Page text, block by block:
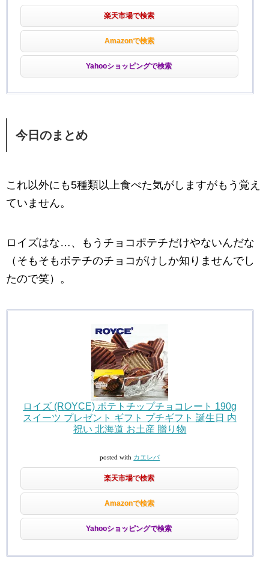
楽天市場で検索
Amazonで検索
Yahooショッピングで検索
今日のまとめ
これ以外にも5種類以上食べた気がしますがもう覚え
ていません。
ロイズはな…、もうチョコポテチだけやないんだな
（そもそもポテチのチョコがけしか知りませんでし
たので笑）。
ロイズ (ROYCE) ポテトチップチョコレート 190g
スイーツ プレゼント ギフト プチギフト 誕生日 内
祝い 北海道 お土産 贈り物
posted with カエレバ
楽天市場で検索
Amazonで検索
Yahooショッピングで検索